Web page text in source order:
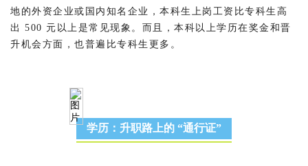
地的外资企业或国内知名企业，本科生上岗工资比专科生高
出 500 元以上是常见现象。而且，本科以上学历在奖金和晋
升机会方面，也普遍比专科生更多。
学历：升职路上的 “通行证”